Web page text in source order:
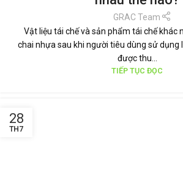
GRAC Team
Vật liệu tái chế và sản phẩm tái chế khác
chai nhựa sau khi người tiêu dùng sử dụng
được thu...
TIẾP TỤC ĐỌC
28
TH7